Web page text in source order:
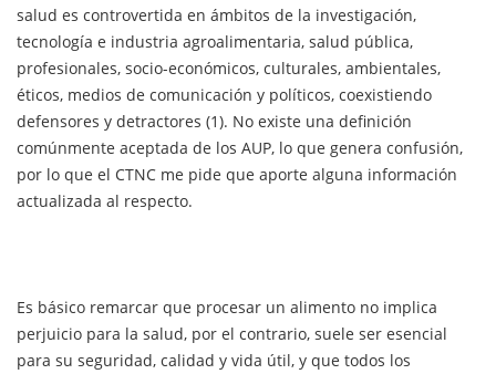
salud es controvertida en ámbitos de la investigación,
tecnología e industria agroalimentaria, salud pública,
profesionales, socio-económicos, culturales, ambientales,
éticos, medios de comunicación y políticos, coexistiendo
defensores y detractores (1). No existe una definición
comúnmente aceptada de los AUP, lo que genera confusión,
por lo que el CTNC me pide que aporte alguna información
actualizada al respecto.
Es básico remarcar que procesar un alimento no implica
perjuicio para la salud, por el contrario, suele ser esencial
para su seguridad, calidad y vida útil, y que todos los